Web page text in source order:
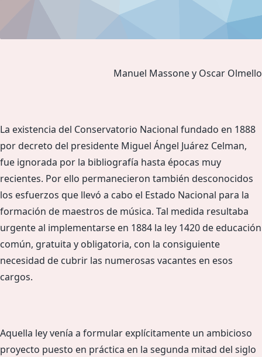
Manuel Massone y Oscar Olmello
La existencia del Conservatorio Nacional fundado en 1888
por decreto del presidente Miguel Ángel Juárez Celman,
fue ignorada por la bibliografía hasta épocas muy
recientes. Por ello permanecieron también desconocidos
los esfuerzos que llevó a cabo el Estado Nacional para la
formación de maestros de música. Tal medida resultaba
urgente al implementarse en 1884 la ley 1420 de educación
común, gratuita y obligatoria, con la consiguiente
necesidad de cubrir las numerosas vacantes en esos
cargos.
Aquella ley venía a formular explícitamente un ambicioso
proyecto puesto en práctica en la segunda mitad del siglo